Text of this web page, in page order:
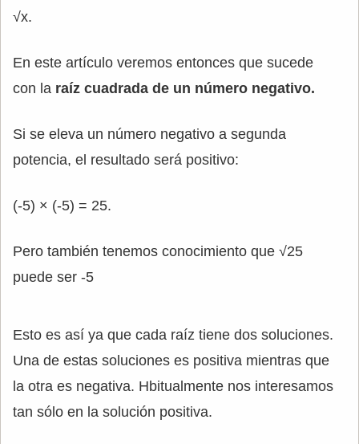
√x.
En este artículo veremos entonces que sucede
con la raíz cuadrada de un número negativo.
Si se eleva un número negativo a segunda
potencia, el resultado será positivo:
(-5) × (-5) = 25.
Pero también tenemos conocimiento que √25
puede ser -5
Esto es así ya que cada raíz tiene dos soluciones.
Una de estas soluciones es positiva mientras que
la otra es negativa. Hbitualmente nos interesamos
tan sólo en la solución positiva.